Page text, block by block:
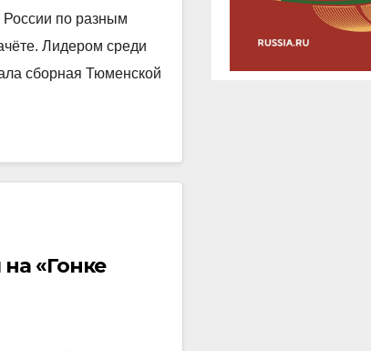
России по разным
Лидером среди
сборная Тюменской
«Гонке